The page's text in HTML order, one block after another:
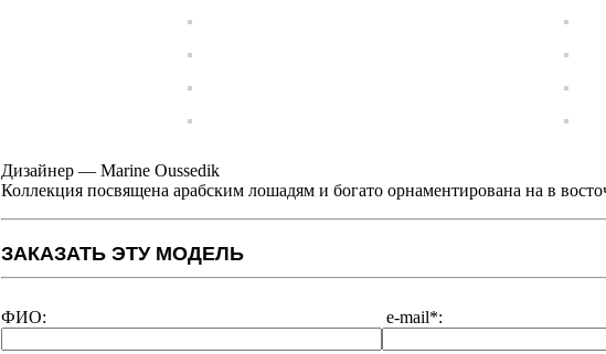
Дизайнер — Marine Oussedik
Коллекция посвящена арабским лошадям и богато орнаментирована на в
ЗАКАЗАТЬ ЭТУ МОДЕЛЬ
ФИО: e-mail*: